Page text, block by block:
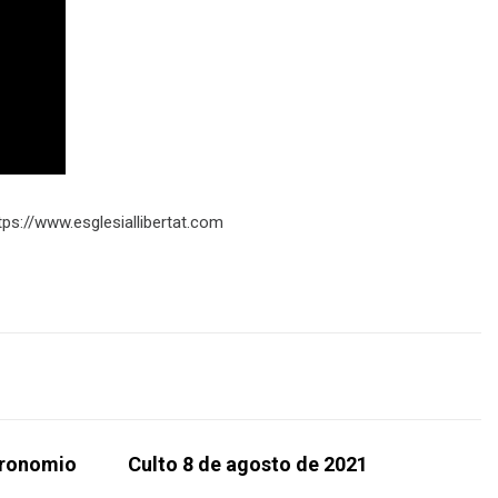
www.esglesiallibertat.com
Culto 8 de agosto de 2021